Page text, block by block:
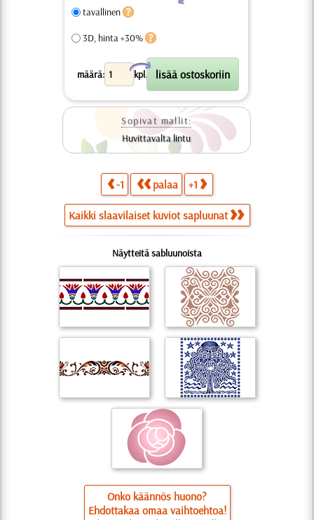
tavallinen
3D, hinta +30%
määrä: kpl.
X
Sopivat mallit:
Huvittavalta lintu
-1 palaa +1
Kaikki slaavilaiset kuviot sapluunat
Näytteitä sabluunoista
Onko käännös huono?
Ehdottakaa omaa vaihtoehtoa!